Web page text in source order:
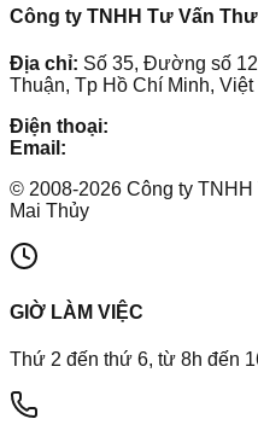
Công ty TNHH Tư Vấn
Địa chỉ: Số 35, Đường số
Thuận, Tp Hồ Chí Minh, Việt
Điện thoại:
Email:
© 2008-2026 Công ty
Mai Thủy
GIỜ LÀM VIỆC
Thứ 2 đến thứ 6, từ 8h đến